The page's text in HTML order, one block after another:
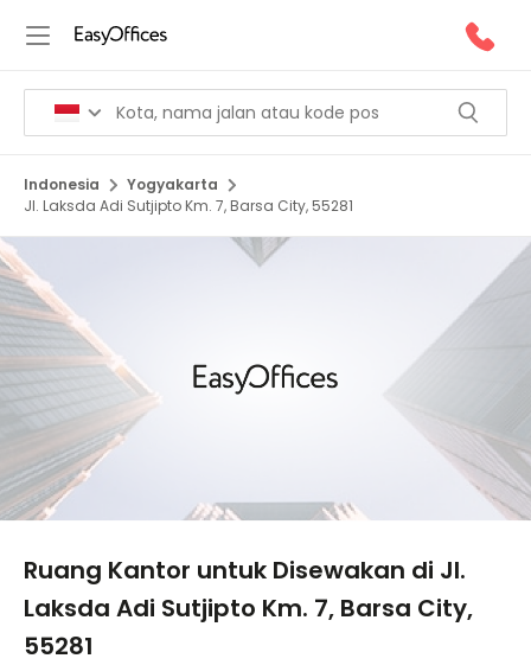
Indonesia
Yogyakarta
Jl. Laksda Adi Sutjipto Km. 7, Barsa City, 55281
Ruang Kantor untuk Disewakan di Jl.
Laksda Adi Sutjipto Km. 7, Barsa City,
55281